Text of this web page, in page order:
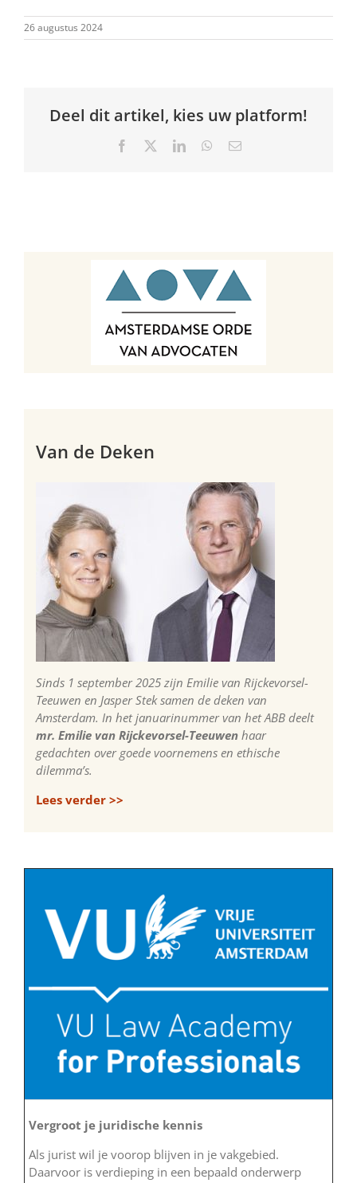
26 augustus 2024
Deel dit artikel, kies uw platform!
Facebook LinkedInWhatsApp
E-
Van de Deken
Sinds 1 september 2025 zijn Emilie van Rijckevorsel-
Teeuwen en Jasper Stek samen de deken van
Amsterdam. In het januarinummer van het ABB deelt
mr. Emilie van Rijckevorsel-Teeuwen haar
gedachten over goede voornemens en ethische
dilemma’s.
Lees verder >>
Vergroot je juridische kennis
Als jurist wil je voorop blijven in je vakgebied.
Daarvoor is verdieping in een bepaald onderwerp